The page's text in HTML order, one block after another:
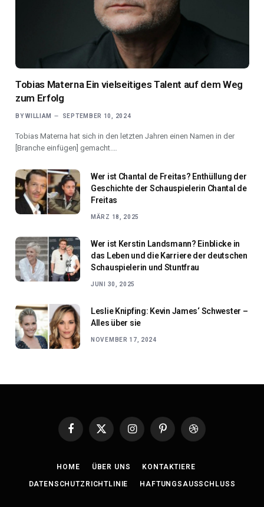
Tobias Materna Ein vielseitiges Talent auf dem Weg
zum Erfolg
BY WILLIAM SEPTEMBER 10, 2024
Tobias Materna hat sich in den letzten Jahren einen Namen in der
[Branche einfügen] gemacht.…
Wer ist Chantal de Freitas? Enthüllung der
Geschichte der Schauspielerin Chantal de
Freitas
MÄRZ 18, 2025
Wer ist Kerstin Landsmann? Einblicke in
das Leben und die Karriere der deutschen
Schauspielerin und Stuntfrau
JUNI 30, 2025
Leslie Knipfing: Kevin James‘ Schwester –
Alles über sie
NOVEMBER 17, 2024
Facebook
X
InstagramPinterestDribbble
HOME ÜBER UNS KONTAKTIERE
DATENSCHUTZRICHTLINIE HAFTUNGSAUSSCHLUSS